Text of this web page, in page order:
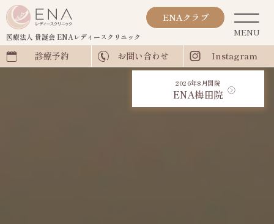
医療法人 貴誕会 ENAレディースクリニック
診療予約 お問い合わせ Instagram
ENAクラブ
2026年8月開院
ENA梅田院